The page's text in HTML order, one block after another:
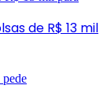
de R$ 13 mil